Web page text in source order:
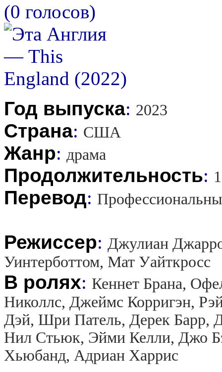
(0 голосов)
Год выпуска: 2023
Страна: США
Жанр: драма
Продолжительность:
Перевод:
Режиссер: Джулиан
Уинтерботтом, Мат Уайткросс
В ролях: Кеннет Брана,
Николлс, Джеймс Корригэн,
Дэй, Шри Патель, Дерек Барр,
Нил Стьюк, Эйми Келли, Джо
Хьюбанд, Адриан Харрис